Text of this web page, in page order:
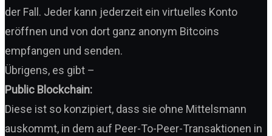
der Fall. Jeder kann jederzeit ein virtuelles Konto
eröffnen und von dort ganz anonym Bitcoins
empfangen und senden.
Übrigens, es gibt –
Public Blockchain:
Diese ist so konzipiert, dass sie ohne Mittelsmann
auskommt, in dem auf Peer-To-Peer-Transaktionen in